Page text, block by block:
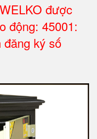
được
động: 45001:
đăng ký số